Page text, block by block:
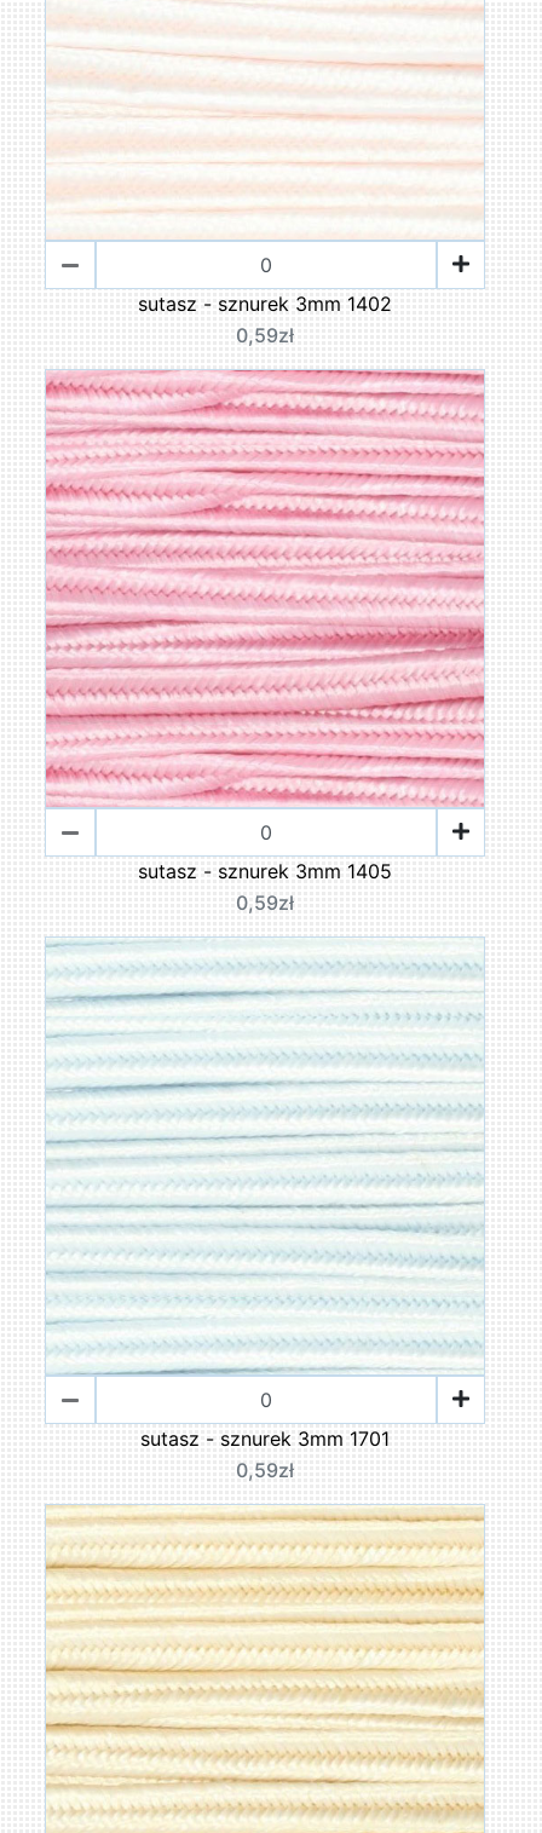
sutasz - sznurek 3mm 1402
0,59zł
sutasz - sznurek 3mm 1405
0,59zł
sutasz - sznurek 3mm 1701
0,59zł